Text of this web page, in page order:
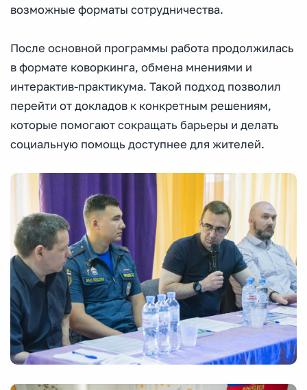
возможные форматы сотрудничества.
После основной программы работа продолжилась
в формате коворкинга, обмена мнениями и
интерактив-практикума. Такой подход позволил
перейти от докладов к конкретным решениям,
которые помогают сокращать барьеры и делать
социальную помощь доступнее для жителей.